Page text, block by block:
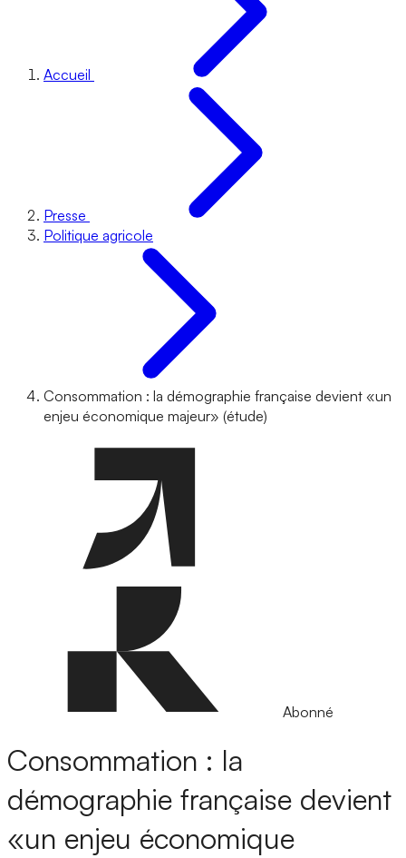
Accueil
Presse
Politique agricole
Consommation : la démographie française devient «un
enjeu économique majeur» (étude)
Abonné
Consommation : la
démographie française devient
«un enjeu économique